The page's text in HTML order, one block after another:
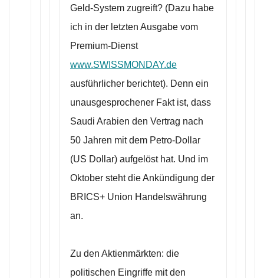
Geld-System zugreift? (Dazu habe
ich in der letzten Ausgabe vom
Premium-Dienst
www.SWISSMONDAY.de
ausführlicher berichtet). Denn ein
unausgesprochener Fakt ist, dass
Saudi Arabien den Vertrag nach
50 Jahren mit dem Petro-Dollar
(US Dollar) aufgelöst hat. Und im
Oktober steht die Ankündigung der
BRICS+ Union Handelswährung
an.
Zu den Aktienmärkten: die
politischen Eingriffe mit den